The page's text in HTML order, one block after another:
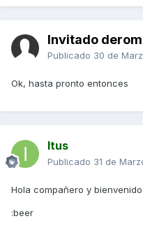
Invitado
Publicado 30 de
Ok, hasta pronto entonces
Itus
Publicado 31 de
Hola compañero y
:beer